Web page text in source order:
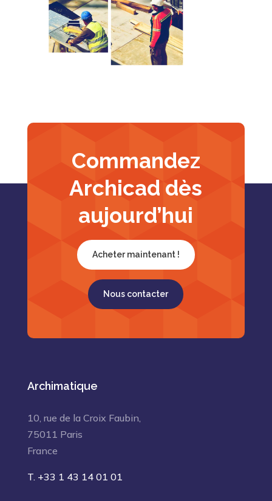
Commandez
Archicad dès
aujourd’hui
Acheter maintenant !
Nous contacter
Archimatique
10, rue de la Croix Faubin,
75011 Paris
France
T. +33 1 43 14 01 01